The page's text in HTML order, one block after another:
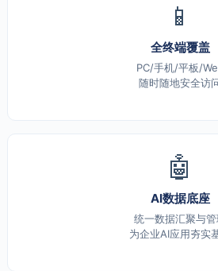
📱
全终端覆盖
PC/手机/平板/
随时随地安全访
🤖
AI数据底座
统一数据汇聚与管
为企业AI应用夯实